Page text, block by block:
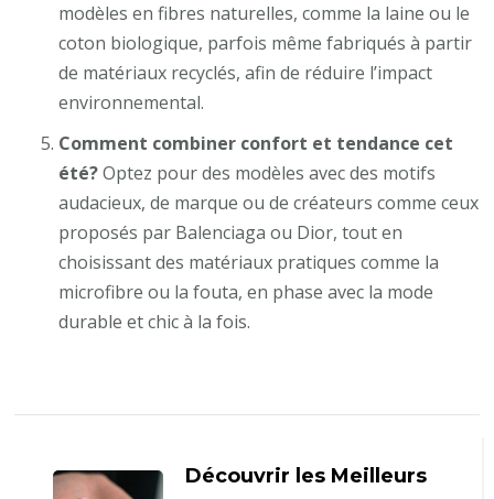
modèles en fibres naturelles, comme la laine ou le
coton biologique, parfois même fabriqués à partir
de matériaux recyclés, afin de réduire l’impact
environnemental.
Comment combiner confort et tendance cet
été?Optez pour des modèles avec des motifs
audacieux, de marque ou de créateurs comme ceux
proposés par Balenciaga ou Dior, tout en
choisissant des matériaux pratiques comme la
microfibre ou la fouta, en phase avec la mode
durable et chic à la fois.
d'article
Découvrir les Meilleurs